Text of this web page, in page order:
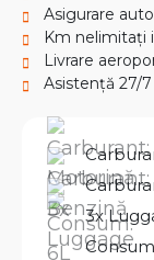
Asigurare
Km nelimitați
Livrare
Asistență 27/7
3x